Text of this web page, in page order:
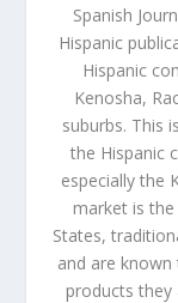
Spanish
Hispanic
Hispanic
Kenosha,
suburbs. This
the Hispanic
especially the
market is
States,
and are
products they